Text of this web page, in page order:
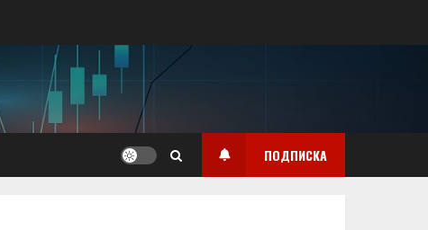
ПОДПИСКА